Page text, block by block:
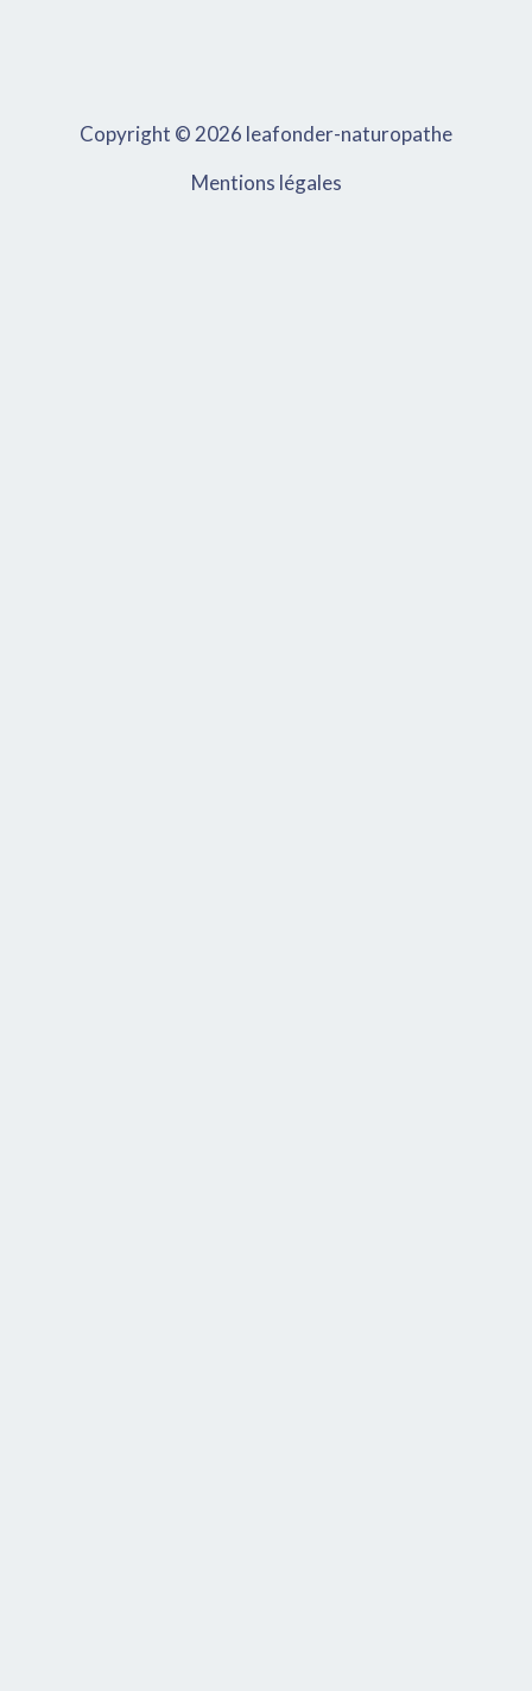
Copyright © 2026 leafonder-naturopathe
Mentions légales